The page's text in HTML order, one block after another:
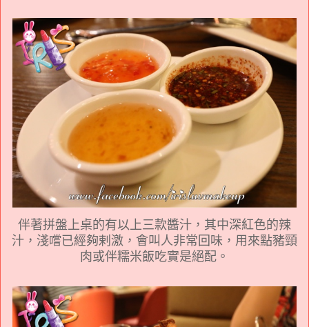
伴著拼盤上桌的有以上三款醬汁，其中深紅色的辣
汁，淺嚐已經夠剌激，會叫人非常回味，用來點豬頸
肉或伴糯米飯吃實是絕配。